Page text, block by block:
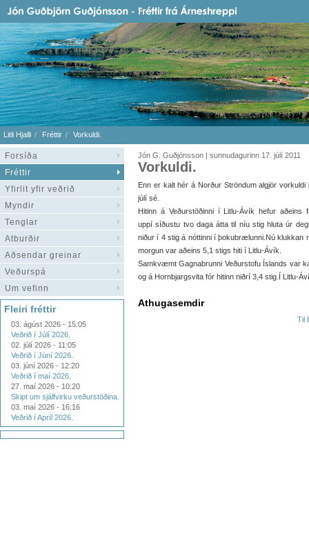
Litli Hjalli Fréttir Vorkuldi.
Forsíða
Fréttir
Yfirlit yfir veðrið
Myndir
Tenglar
Atburðir
Aðsendar greinar
Veðurspá
Um vefinn
Fleiri fréttir
03. ágúst 2026 - 15:05
Veðrið í Júlí 2026.
02. júlí 2026 - 11:05
Veðrið í Júní 2026.
03. júní 2026 - 12:20
Veðrið í maí 2026.
27. maí 2026 - 10:20
Skipt um sjálfvirku veðurstöðina.
03. maí 2026 - 16:16
Veðrið í Apríl 2026.
Jón G. Guðjónsson | sunnudagurinn 17. júlí 2011
Vorkuldi.
Enn er kalt hér á Norður Ströndum algjör vorkuldi
júlí sé.
Hitinn á Veðurstöðinni í Litlu-Ávík hefur aðeins
uppí síðustu tvo daga átta til níu stig hluta úr
niður í 4 stig á nóttinni í þokubrælunni.Nú klukkan
morgun var aðeins 5,1 stigs hiti í Litlu-Ávík.
Samkvæmt Gagnabrunni Veðurstofu Íslands var
og á Hornbjargsvita fór hitinn niðrí 3,4 stig.Í Litlu-
Athugasemdir
Til